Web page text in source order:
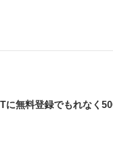
に無料登録でもれなく